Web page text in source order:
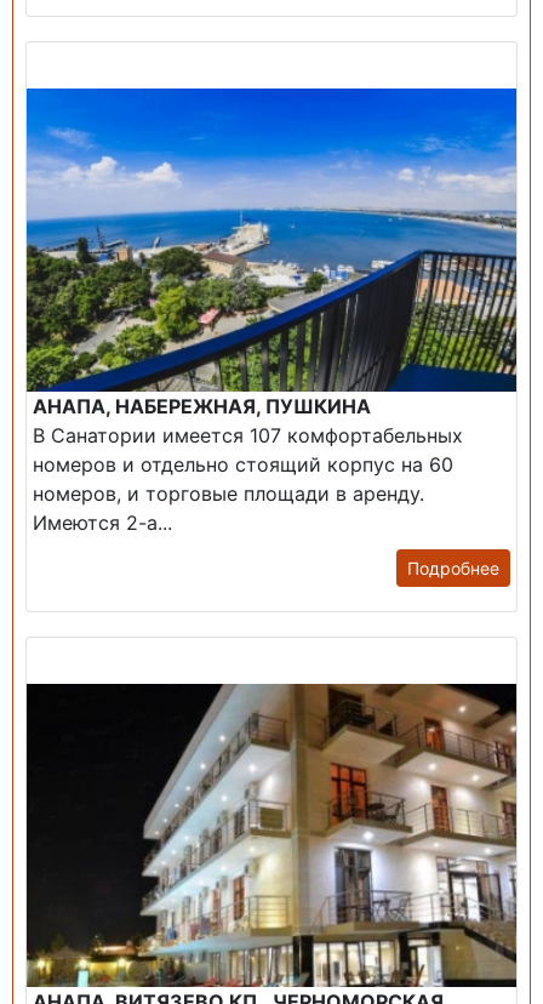
АНАПА, НАБЕРЕЖНАЯ, ПУШКИНА
В Санатории имеется 107 комфортабельных
номеров и отдельно стоящий корпус на 60
номеров, и торговые площади в аренду.
Имеются 2-а...
Подробнее